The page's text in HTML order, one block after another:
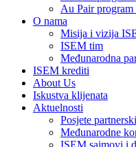
Au Pair
O nama
Misija i vizija
ISEM tim
Međunarodna
ISEM krediti
About Us
Iskustva klijenata
Aktuelnosti
Posjete
Međunarodne
ISEM sajmovi i